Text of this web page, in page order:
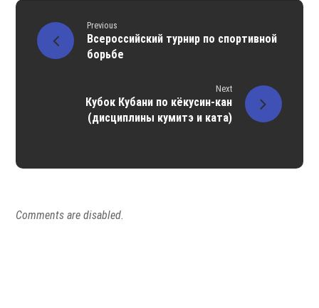
Previous
Всероссийский турнир по спортивной
борьбе
Next
Кубок Кубани по кёкусин-кан
(дисциплины кумитэ и ката)
Comments are disabled.